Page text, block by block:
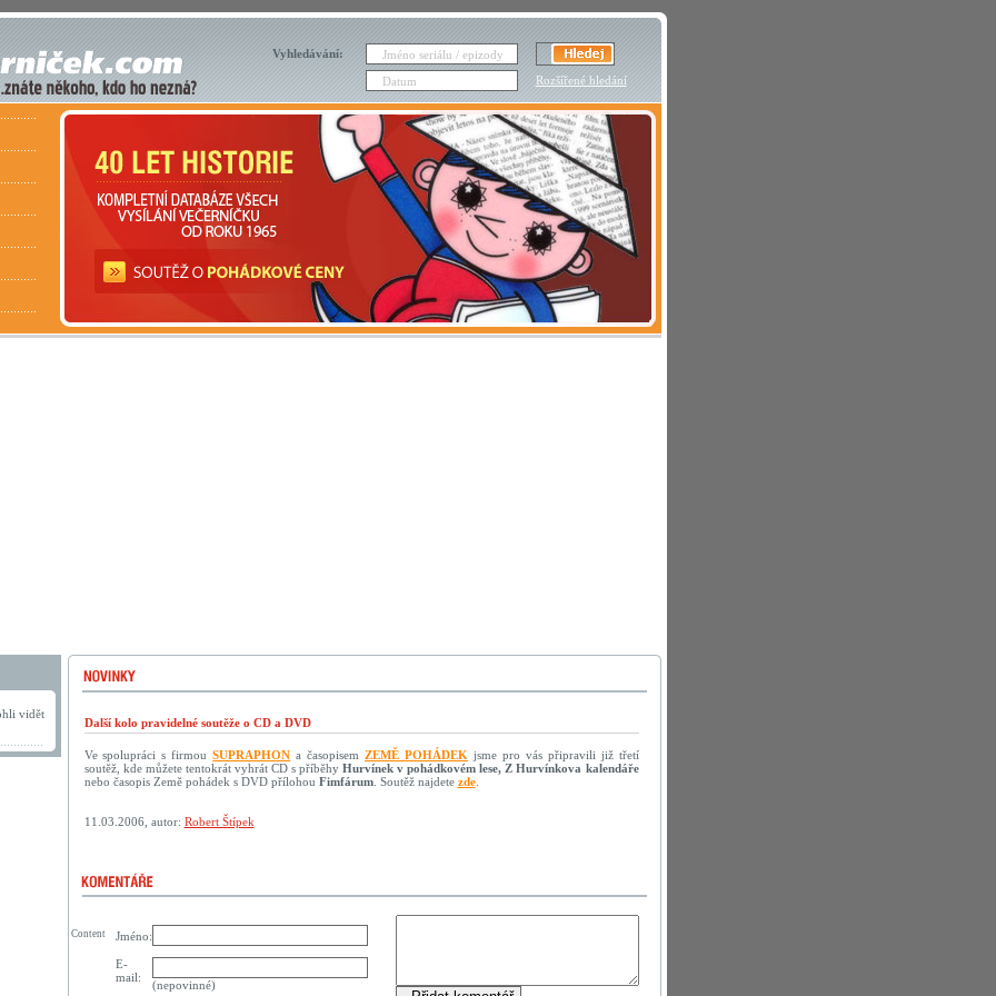
Vyhledávání:
Rozšířené hledání
vidět
Další kolo pravidelné soutěže o CD a DVD
Ve spolupráci s firmouSUPRAPHON a časopisemZEMĚ POHÁDEK jsme pro vás připravili již třetí
soutěž, kde můžete tentokrát vyhrát CD s příběhyHurvínek v pohádkovém lese, Z Hurvínkova kalendáře
nebo časopis Země pohádek s DVD přílohou Fimfárum. Soutěž najdete zde.
11.03.2006, autor: Robert Štípek
Jméno:
E-
mail:
(nepovinné)
Content